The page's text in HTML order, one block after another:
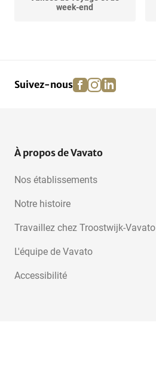
week-end
Suivez-nous facebook
instagram
linkedin
À propos de Vavato
Nos établissements
Notre histoire
Travaillez chez Troostwijk-Vavato
L'équipe de Vavato
Accessibilité